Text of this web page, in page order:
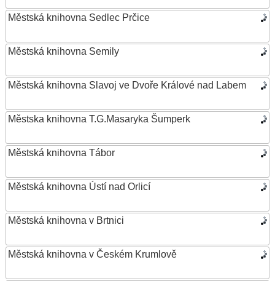
Městská knihovna Sedlec Prčice
Městská knihovna Semily
Městská knihovna Slavoj ve Dvoře Králové nad Labem
Městska knihovna T.G.Masaryka Šumperk
Městská knihovna Tábor
Městská knihovna Ústí nad Orlicí
Městská knihovna v Brtnici
Městská knihovna v Českém Krumlově